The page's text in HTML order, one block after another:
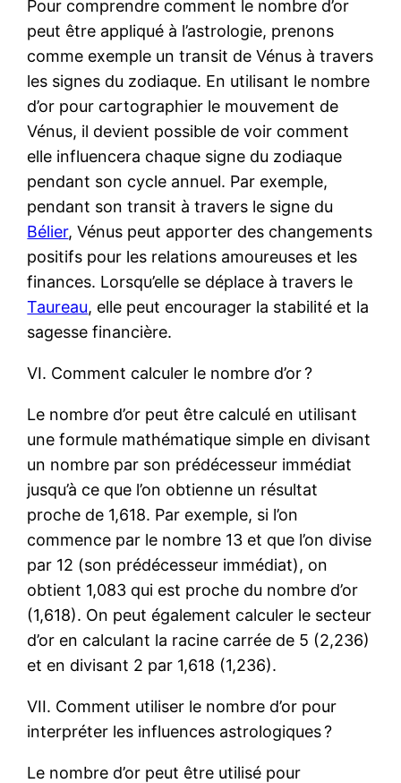
Pour comprendre comment le nombre d’or
peut être appliqué à l’astrologie, prenons
comme exemple un transit de Vénus à travers
les signes du zodiaque. En utilisant le nombre
d’or pour cartographier le mouvement de
Vénus, il devient possible de voir comment
elle influencera chaque signe du zodiaque
pendant son cycle annuel. Par exemple,
pendant son transit à travers le signe du
Bélier, Vénus peut apporter des changements
positifs pour les relations amoureuses et les
finances. Lorsqu’elle se déplace à travers le
Taureau, elle peut encourager la stabilité et la
sagesse financière.
VI. Comment calculer le nombre d’or ?
Le nombre d’or peut être calculé en utilisant
une formule mathématique simple en divisant
un nombre par son prédécesseur immédiat
jusqu’à ce que l’on obtienne un résultat
proche de 1,618. Par exemple, si l’on
commence par le nombre 13 et que l’on divise
par 12 (son prédécesseur immédiat), on
obtient 1,083 qui est proche du nombre d’or
(1,618). On peut également calculer le secteur
d’or en calculant la racine carrée de 5 (2,236)
et en divisant 2 par 1,618 (1,236).
VII. Comment utiliser le nombre d’or pour
interpréter les influences astrologiques ?
Le nombre d’or peut être utilisé pour